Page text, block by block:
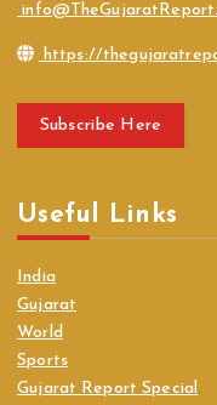
https://
Subscribe Here
Useful Links
India
Gujarat
World
Sports
Gujarat Report Special